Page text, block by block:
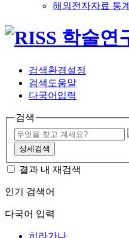
해외전자자료 통계
검색환경설정
검색도움말
다국어입력
검색
상세검색
결과 내 재검색
인기 검색어
다국어 입력